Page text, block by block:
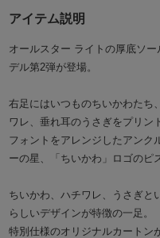
アイテム説明
オールスター ライトの厚底ソ
デル第2弾が登場。
右足にはいつものちいかわたち
ワレ、垂れ耳のうさぎをプリン
フォントをアレンジしたアンク
ーの星、「ちいかわ」ロゴのピ
ちいかわ、ハチワレ、うさぎと
らしいデザインが特徴の一足。
特別仕様のオリジナルカートン